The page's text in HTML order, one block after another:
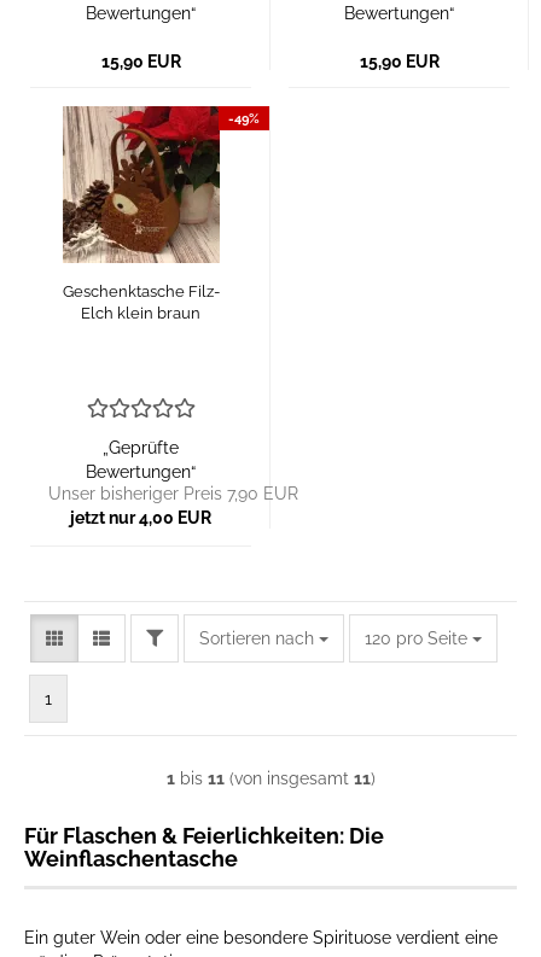
Bewertungen“
15,90 EUR
Bewertungen“
15,90 EUR
-49%
Geschenktasche Filz-
Elch klein braun
„Geprüfte
Bewertungen“
Unser bisheriger Preis 7,90 EUR
jetzt nur 4,00 EUR
FILTERSortieren nach
Sortieren nach 120 pro Seite
pro Seite
1
1bis 11(von insgesamt 11)
Für Flaschen & Feierlichkeiten: Die
Weinflaschentasche
Ein guter Wein oder eine besondere Spirituose verdient eine